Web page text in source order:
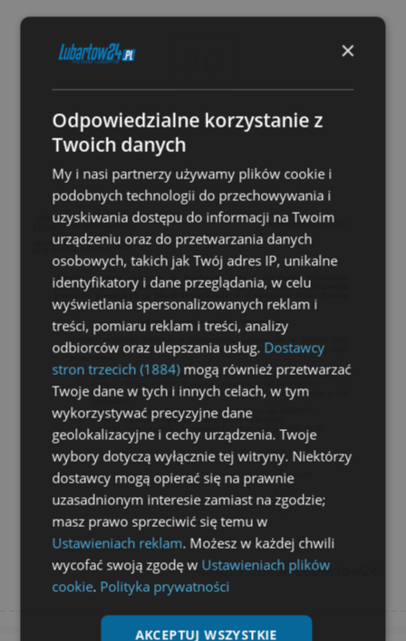
autor / dodał:Lubartow24
×
Odpowiedzialne korzystanie z
Twoich danych
My i nasi partnerzy używamy plików cookie i
podobnych technologii do przechowywania i
uzyskiwania dostępu do informacji na Twoim
urządzeniu oraz do przetwarzania danych
osobowych, takich jak Twój adres IP, unikalne
identyfikatory i dane przeglądania, w celu
wyświetlania spersonalizowanych reklam i
treści, pomiaru reklam i treści, analizy
odbiorców oraz ulepszania usług. Dostawcy
stron trzecich (1884)mogą również przetwarzać
Twoje dane w tych i innych celach, w tym
wykorzystywać precyzyjne dane
geolokalizacyjne i cechy urządzenia. Twoje
wybory dotyczą wyłącznie tej witryny. Niektórzy
dostawcy mogą opierać się na prawnie
uzasadnionym interesie zamiast na zgodzie;
masz prawo sprzeciwić się temu w
Ustawieniach reklam. Możesz w każdej chwili
wycofać swoją zgodę w Ustawieniach plików
cookie. Polityka prywatności
AKCEPTUJ WSZYSTKIE